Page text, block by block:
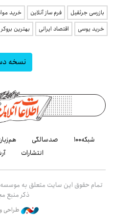
بازرسی جرثقیل فرم ساز آنلاین خرید
خرید یوسی
اقتصاد ایرانی بهترین بروکر
نسخه
شبکه۱۰۰ صدسالگی
انتشارات
تمام حقوق این سایت متعلق به موسسه
ذکر منبع
طراحی